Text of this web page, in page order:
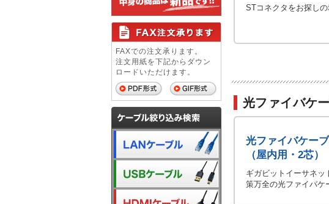
FAXでの注文承ります。
注文用紙を下記からダウン
ロードいただけます。
STコネクタをお探しの
光ファイバケ
光ファイバケー
（屋内用・2芯）
ギガビットイーサネッ
策万全の光ファイバケ